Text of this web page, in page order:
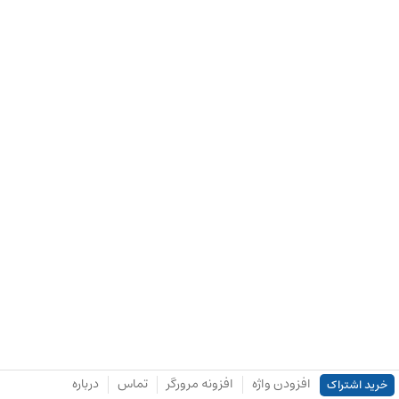
خرید اشتراک افزودن واژه افزونه مرورگر تماس درباره